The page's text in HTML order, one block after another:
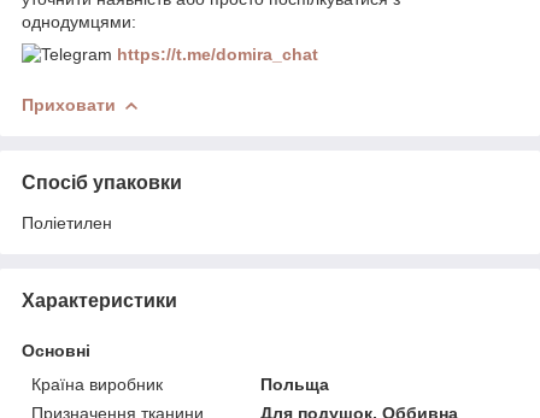
однодумцями:
https://t.me/domira_chat
Приховати
Спосіб упаковки
Поліетилен
Характеристики
Основні
Країна виробник
Польща
Призначення тканини
Для подушок, Оббивна